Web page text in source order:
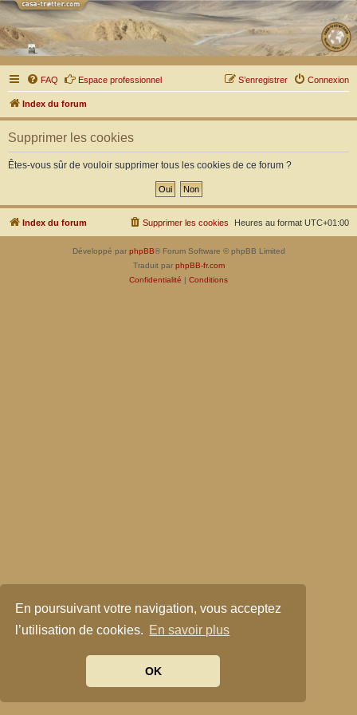
En poursuivant votre navigation, vous acceptez
l’utilisation de cookies. En savoir plus
OK
FAQ Espace professionnel Connexion
S’enregistrer
Index du forum
Supprimer les cookies
Êtes-vous sûr de vouloir supprimer tous les cookies de ce forum ?
Index du forum Heures au format UTC+01:00
Supprimer les cookies
Développé par phpBB® Forum Software © phpBB Limited
Traduit par phpBB-fr.com
Confidentialité | Conditions